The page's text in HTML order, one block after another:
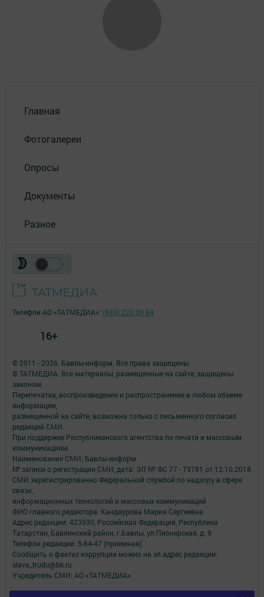
Главная
Фотогалереи
Опросы
Документы
Разное
© 2011 - 2026. Бавлы-информ. Все права защищены.
© ТАТМЕДИА. Все материалы, размещенные на сайте, защищены
законом.
Перепечатка, воспроизведение и распространение в любом объеме
информации,
размещенной на сайте, возможна только с письменного согласия
редакций СМИ.
При поддержке Республиканского агентства по печати и массовым
коммуникациям.
Наименование СМИ: Бавлы-информ
№ записи о регистрации СМИ, дата: ЭЛ № ФС 77 - 73781 от 12.10.2018
СМИ зарегистрированно Федеральной службой по надзору в сфере
связи,
информационных технологий и массовых коммуникаций
ФИО главного редактора: Кандаурова Мария Сергеевна
Адрес редакции: 423930, Российская Федерация, Республика
Татарстан, Бавлинский район, г.Бавлы, ул.Пионерская, д. 9
Телефон редакции: 5-64-47 (приемная)
Сообщить о фактах коррупции можно на эл.адрес редакции:
slava_trudu@bk.ru
Учредитель СМИ: АО «ТАТМЕДИА»
Телефон АО «ТАТМЕДИА»: (843) 222 09 84
16+